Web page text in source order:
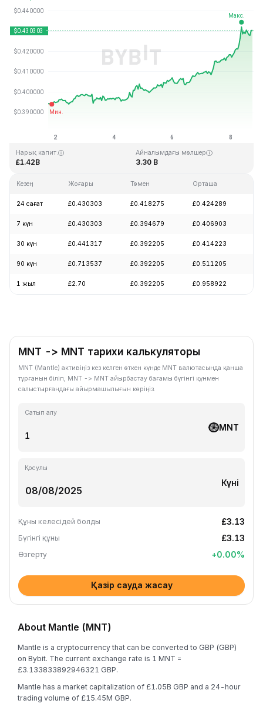
Соңғы жаңарту: 2026-08-08, 17:05 GMT+0
£0.307978
Нарық капит.
£1.42B
Айналымдағы мөлшер
3.30 B
Кезең Жоғары Төмен Орташа
24 сағат £0.430303 £0.418275 £0.424289
7 күн £0.430303 £0.394679 £0.406903
30 күн £0.441317 £0.392205 £0.414223
90 күн £0.713537 £0.392205 £0.511205
1 жыл £2.70 £0.392205 £0.958922
MNT -> MNT тарихи калькуляторы
MNT (Mantle) активіңіз кез келген өткен күнде MNT валютасында қанша
тұрғанын біліп, MNT -> MNT айырбастау бағамы бүгінгі құнмен
салыстырғандағы айырмашылығын көріңіз.
Сатып алу
MNT
Қосулы
Күні
Құны келесідей болды £3.13
Бүгінгі құны £3.13
Өзгерту +0.00%
Қазір сауда жасау
About Mantle (MNT)
Mantle is a cryptocurrency that can be converted to GBP (GBP)
on Bybit. The current exchange rate is 1 MNT =
£3.133833892946321 GBP.
Mantle has a market capitalization of £1.05B GBP and a 24-hour
trading volume of £15.45M GBP.